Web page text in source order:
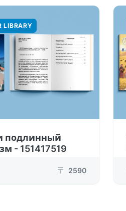
LIBRARY
подлинный
- 151417519
₸ 2590